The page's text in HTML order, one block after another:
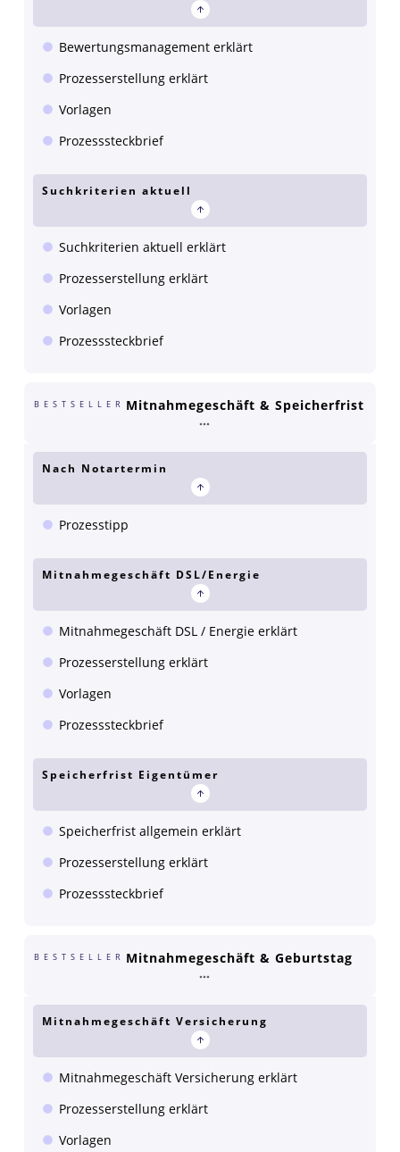
Bewertungsmanagement erklärt
Prozesserstellung erklärt
Vorlagen
Prozesssteckbrief
Suchkriterien aktuell
Suchkriterien aktuell erklärt
Prozesserstellung erklärt
Vorlagen
Prozesssteckbrief
BESTSELLER Mitnahmegeschäft & Speicherfrist
Nach Notartermin
Prozesstipp
Mitnahmegeschäft DSL/Energie
Mitnahmegeschäft DSL / Energie erklärt
Prozesserstellung erklärt
Vorlagen
Prozesssteckbrief
Speicherfrist Eigentümer
Speicherfrist allgemein erklärt
Prozesserstellung erklärt
Prozesssteckbrief
BESTSELLER Mitnahmegeschäft & Geburtstag
Mitnahmegeschäft Versicherung
Mitnahmegeschäft Versicherung erklärt
Prozesserstellung erklärt
Vorlagen